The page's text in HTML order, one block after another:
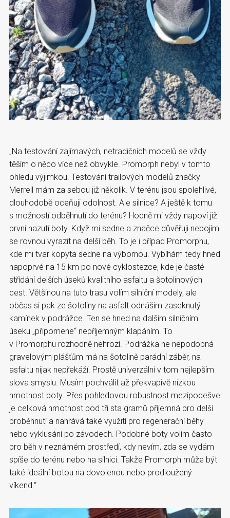
„Na testování zajímavých, netradičních modelů se vždy
těším o něco více než obvykle. Promorph nebyl v tomto
ohledu výjimkou. Testování trailových modelů značky
Merrell mám za sebou již několik. V terénu jsou spolehlivé,
dlouhodobě oceňuji odolnost. Ale silnice? A ještě k tomu
s možností odběhnutí do terénu? Hodně mi vždy napoví již
první nazutí boty. Když mi sedne a značce důvěřuji nebojím
se rovnou vyrazit na delší běh. To je i případ Promorphu,
kde mi tvar kopyta sedne na výbornou. Vybíhám tedy hned
napoprvé na 15 km po nové cyklostezce, kde je časté
střídání delších úseků kvalitního asfaltu a šotolinových
cest. Většinou na tuto trasu volím silniční modely, ale
občas si pak ze šotoliny na asfalt odnáším zaseknutý
kamínek v podrážce. Ten se hned na dalším silničním
úseku „připomene“ nepříjemným klapáním. To
v Promorphu rozhodně nehrozí. Podrážka ne nepodobná
gravelovým plášťům má na šotolině parádní záběr, na
asfaltu nijak nepřekáží. Prostě univerzální v tom nejlepším
slova smyslu. Musím pochválit až překvapivě nízkou
hmotnost boty. Přes pohledovou robustnost mezipodešve
je celková hmotnost pod tři sta gramů příjemná pro delší
proběhnutí a nahrává také využití pro regenerační běhy
nebo vyklusání po závodech. Podobné boty volím často
pro běh v neznámém prostředí, kdy nevím, zda se vydám
spíše do terénu nebo na silnici. Takže Promorph může být
také ideální botou na dovolenou nebo prodloužený
víkend.“